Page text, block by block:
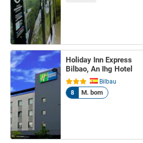
Holiday Inn Express
Bilbao, An Ihg Hotel
Bilbau
8
M. bom